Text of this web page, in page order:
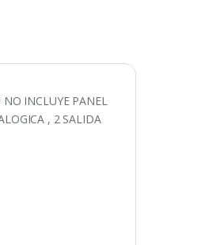
INCLUYE PANEL
, 2 SALIDA